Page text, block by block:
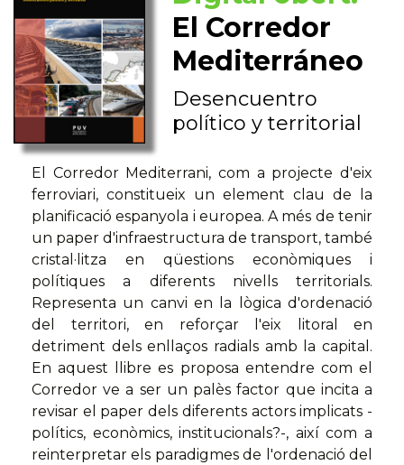
El Corredor
Mediterráneo
Desencuentro
político y territorial
El Corredor Mediterrani, com a projecte d'eix
ferroviari, constitueix un element clau de la
planificació espanyola i europea. A més de tenir
un paper d'infraestructura de transport, també
cristal·litza en qüestions econòmiques i
polítiques a diferents nivells territorials.
Representa un canvi en la lògica d'ordenació
del territori, en reforçar l'eix litoral en
detriment dels enllaços radials amb la capital.
En aquest llibre es proposa entendre com el
Corredor ve a ser un palès factor que incita a
revisar el paper dels diferents actors implicats -
polítics, econòmics, institucionals?-, així com a
reinterpretar els paradigmes de l'ordenació del